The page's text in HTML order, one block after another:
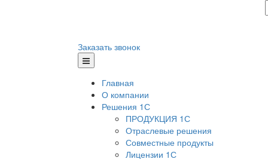
Заказать звонок
Главная
О компании
Решения 1С
ПРОДУКЦИЯ 1С
Отраслевые решения
Совместные продукты
Лицензии 1С